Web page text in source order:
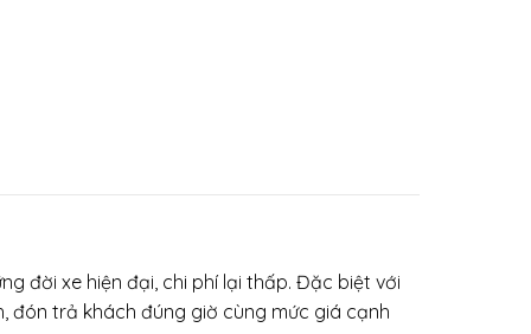
đời xe hiện đại, chi phí lại thấp. Đặc biệt với
đón trả khách đúng giờ cùng mức giá cạnh